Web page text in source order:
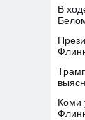
В
Коми